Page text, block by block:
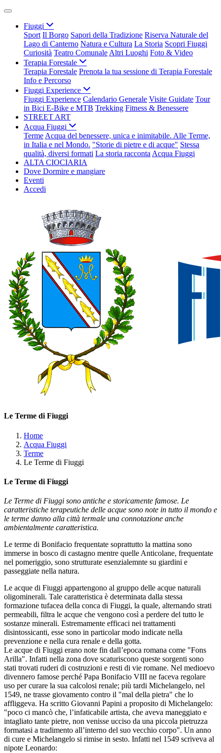
Fiuggi
Sport Il Borgo Sapori della Tradizione Riserva Naturale del
Lago di Canterno Natura e Cultura La Storia Scopri Fiuggi
Curiosità Teatro Comunale Altri Luoghi Foto & Video
Terapia Forestale
Terapia Forestale Prenota la tua sessione di Terapia Forestale
Info e Percorso
Fiuggi Experience
Fiuggi Experience Calendario Generale Visite Guidate Tour
in Bici E-Bike e MTB Trekking Fitness & Benessere
STREET ART
Acqua Fiuggi
Terme Acqua del benessere, unica e inimitabile. Alle Terme,
in Italia e nel Mondo. "Storie di pietre e di acque" Stessa
qualità, diversi formati La storia racconta Acqua Fiuggi
ALTA CIOCIARIA
Dove Dormire e mangiare
Eventi
Accedi
Le Terme di Fiuggi
Home
Acqua Fiuggi
Terme
Le Terme di Fiuggi
Le Terme di Fiuggi
Le Terme di Fiuggi sono antiche e storicamente famose. Le
caratteristiche terapeutiche delle acque sono note in tutto il mondo e
le terme danno alla città termale una connotazione anche
ambientalmente caratteristica.
Le terme di Bonifacio frequentate soprattutto la mattina sono
immerse in bosco di castagno mentre quelle Anticolane, frequentate
nel pomeriggio, sono strutturate esenzialemnte su giardini e
passeggiate nella natura.
Le acque di Fiuggi appartengono al gruppo delle acque naturali
oligominerali. Tale caratteristica è determinata dalla stessa
formazione tufacea della conca di Fiuggi, la quale, alternando strati
permeabili, filtra le acque che vengono così a perdere del tutto le
sostanze minerali. Estremamente efficaci nei trattamenti
disintossicanti, esse sono in particolar modo indicate nella
prevenzione e nella cura renale e della gotta.
Le acque di Fiuggi erano note fin dall’epoca romana come "Fons
Arilla". Infatti nella zona dove scaturiscono queste sorgenti sono
stati trovati ruderi di costruzioni e resti di vie romane. Nel medioevo
divennero famose perché Papa Bonifacio VIII ne faceva regolare
uso per curare la sua calcolosi renale; più tardi Michelangelo, nel
1549, ne trasse giovamento contro il "mal della pietra" che lo
affliggeva. Ha scritto Giovanni Papini a proposito di Michelangelo:
"poco ci mancò che, l’infaticabile artista, che aveva maneggiato e
intagliato tante pietre, non venisse ucciso da una piccola pietruzza
formatasi a tradimento all’interno del suo vecchio corpo". Un anno
di cure e Michelangelo si rimise in sesto. Infatti nel 1549 scriveva al
nipote Leonardo: